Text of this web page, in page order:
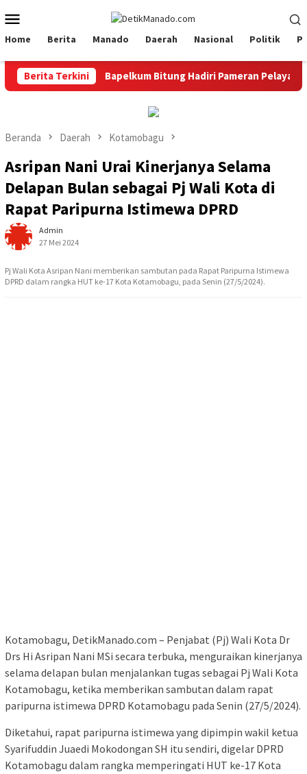
ke
kontenMobile
Home Berita Manado Daerah Nasional Politik
Berita Terkini
‎Bapelkum Bitung Hadiri Pameran Pelayanan Publik
Beranda Daerah Kotamobagu
Asripan Nani Urai Kinerjanya Selama
Delapan Bulan sebagai Pj Wali Kota di
Rapat Paripurna Istimewa DPRD
Admin
27 Mei 2024
Pj Wali Kota Asripan Nani memberikan sambutan pada Rapat Paripurna Istimewa
DPRD dalam rangka HUT ke-17 Kota Kotamobagu, pada Senin (27/5/2024).
Kotamobagu, DetikManado.com – Penjabat (Pj) Wali Kota Dr
Drs Hi Asripan Nani MSi secara terbuka, menguraikan kinerjanya
selama delapan bulan menjalankan tugas sebagai Pj Wali Kota
Kotamobagu, ketika memberikan sambutan dalam rapat
paripurna istimewa DPRD Kotamobagu pada Senin (27/5/2024).
Diketahui, rapat paripurna istimewa yang dipimpin wakil ketua
Syarifuddin Juaedi Mokodongan SH itu sendiri, digelar DPRD
Kotamobagu dalam rangka memperingati HUT ke-17 Kota